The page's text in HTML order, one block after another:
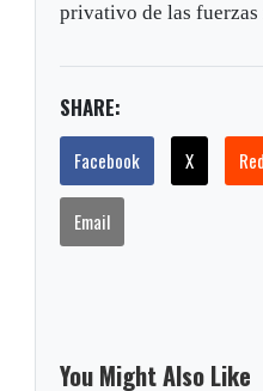
privativo de las
SHARE:
Facebook X
Email
You Might Also Like